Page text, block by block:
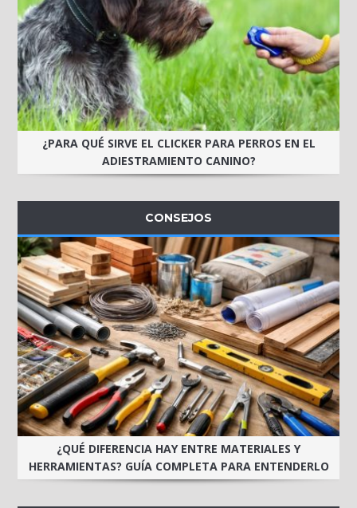
¿PARA QUÉ SIRVE EL CLICKER PARA PERROS EN EL
ADIESTRAMIENTO CANINO?
CONSEJOS
¿QUÉ DIFERENCIA HAY ENTRE MATERIALES Y
HERRAMIENTAS? GUÍA COMPLETA PARA ENTENDERLO